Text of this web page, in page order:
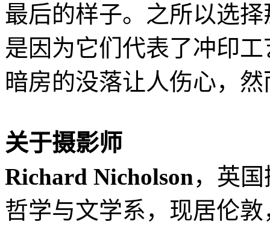
最后的样子。之所以选
是因为它们代表了冲印
暗房的没落让人伤心，
关于摄影师
Richard Nicholson，英
哲学与文学系，现居伦敦